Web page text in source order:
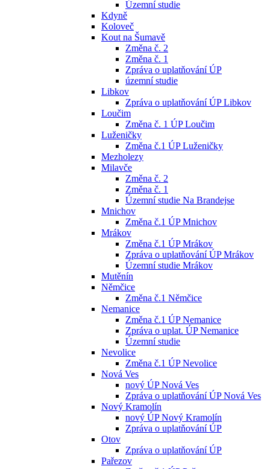
Územní studie
Kdyně
Koloveč
Kout na Šumavě
Změna č. 2
Změna č. 1
Zpráva o uplatňování ÚP
územní studie
Libkov
Zpráva o uplatňování ÚP Libkov
Loučim
Změna č. 1 ÚP Loučim
Luženičky
Změna č.1 ÚP Luženičky
Mezholezy
Milavče
Změna č. 2
Změna č. 1
Územní studie Na Brandejse
Mnichov
Změna č.1 ÚP Mnichov
Mrákov
Změna č.1 ÚP Mrákov
Zpráva o uplatňování ÚP Mrákov
Územní studie Mrákov
Mutěnín
Němčice
Změna č.1 Němčice
Nemanice
Změna č.1 ÚP Nemanice
Zpráva o uplat. ÚP Nemanice
Územní studie
Nevolice
Změna č.1 ÚP Nevolice
Nová Ves
nový ÚP Nová Ves
Zpráva o uplatňování ÚP Nová Ves
Nový Kramolín
nový ÚP Nový Kramolín
Zpráva o uplatňování ÚP
Otov
Zpráva o uplatňování ÚP
Pařezov